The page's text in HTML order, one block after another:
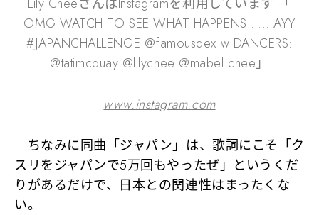
OMG WATCH TO SEE WHAT HAPPENS ….. AYY
#JAPANCHALLENGE @famousdex w DANCERS:
@tatimcquay @lilychee @mabel.chee」
www.instagram.com
ちなみに同曲「ジャパン」は、歌詞にこそ「ク
スリをジャパンで5万回もやったぜ」というくだ
りがあるだけで、日本との関連性はまったくな
い。